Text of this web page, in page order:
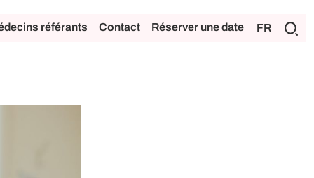
référants Contact Réserver une date FR